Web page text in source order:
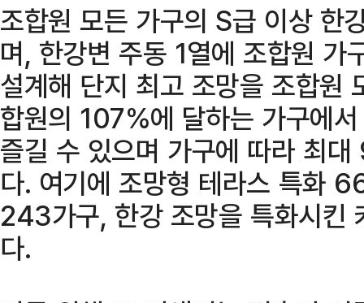
조합원 모든 가구의 S급 이상 한
며, 한강변 주동 1열에 조합원
설계해 단지 최고 조망을 조합원
합원의 107%에 달하는 가구에
즐길 수 있으며 가구에 따라 최
다. 여기에 조망형 테라스 특화
243가구, 한강 조망을 특화시킨
다.